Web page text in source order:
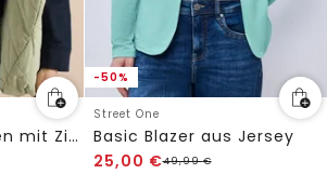
Blouson aus Leinen mit Zipper
-50%
Street One
Basic Blazer aus Jersey
25,00 €49,99€